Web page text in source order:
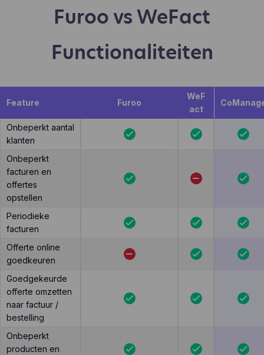
Furoo vs WeFact
Functionaliteiten
Feature Furoo
WeF
act
Onbeperkt aantal
klanten
Onbeperkt
facturen en
offertes
opstellen
Periodieke
facturen
Offerte online
goedkeuren
Goedgekeurde
offerte omzetten
naar factuur /
bestelling
Onbeperkt
producten en